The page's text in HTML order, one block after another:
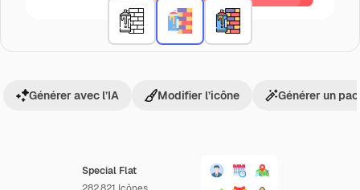
Special Flat
Générer avec l’IA Modifier l’icône Générer un